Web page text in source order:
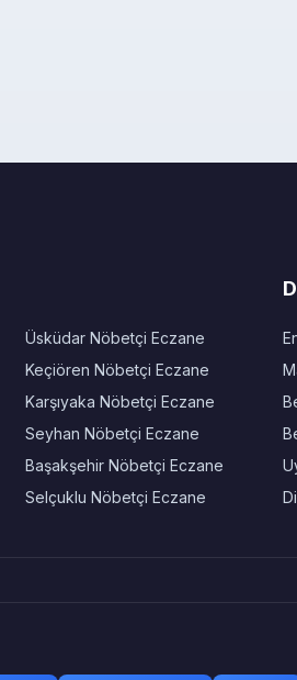
Üsküdar Nöbetçi Eczane
Keçiören Nöbetçi Eczane
Karşıyaka Nöbetçi Eczane
Seyhan Nöbetçi Eczane
Başakşehir Nöbetçi Eczane
Selçuklu Nöbetçi Eczane